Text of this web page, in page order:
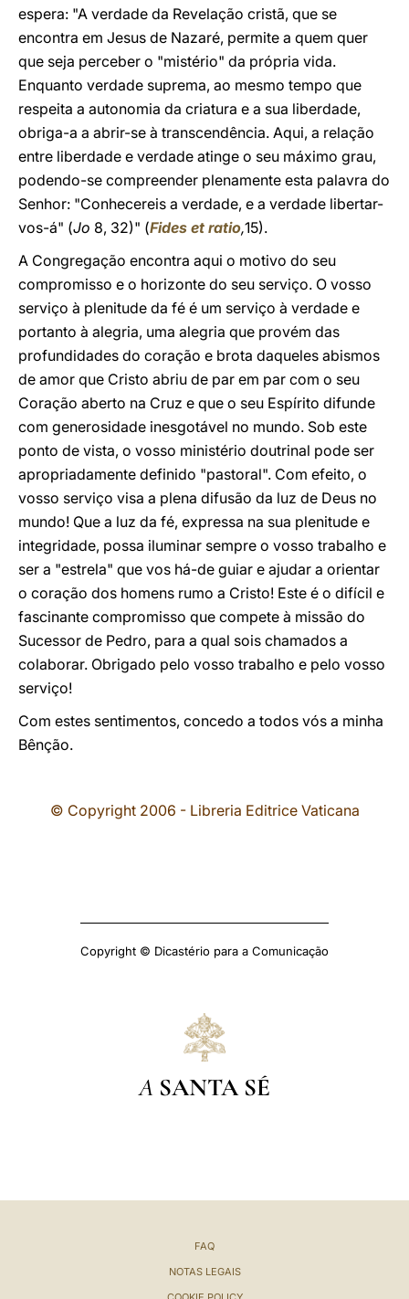
espera: "A verdade da Revelação cristã, que se
encontra em Jesus de Nazaré, permite a quem quer
que seja perceber o "mistério" da própria vida.
Enquanto verdade suprema, ao mesmo tempo que
respeita a autonomia da criatura e a sua liberdade,
obriga-a a abrir-se à transcendência. Aqui, a relação
entre liberdade e verdade atinge o seu máximo grau,
podendo-se compreender plenamente esta palavra do
Senhor: "Conhecereis a verdade, e a verdade libertar-
vos-á" (Jo 8, 32)" (Fides et ratio,15).
A Congregação encontra aqui o motivo do seu
compromisso e o horizonte do seu serviço. O vosso
serviço à plenitude da fé é um serviço à verdade e
portanto à alegria, uma alegria que provém das
profundidades do coração e brota daqueles abismos
de amor que Cristo abriu de par em par com o seu
Coração aberto na Cruz e que o seu Espírito difunde
com generosidade inesgotável no mundo. Sob este
ponto de vista, o vosso ministério doutrinal pode ser
apropriadamente definido "pastoral". Com efeito, o
vosso serviço visa a plena difusão da luz de Deus no
mundo! Que a luz da fé, expressa na sua plenitude e
integridade, possa iluminar sempre o vosso trabalho e
ser a "estrela" que vos há-de guiar e ajudar a orientar
o coração dos homens rumo a Cristo! Este é o difícil e
fascinante compromisso que compete à missão do
Sucessor de Pedro, para a qual sois chamados a
colaborar. Obrigado pelo vosso trabalho e pelo vosso
serviço!
Com estes sentimentos, concedo a todos vós a minha
Bênção.
© Copyright 2006 - Libreria Editrice Vaticana
Copyright © Dicastério para a Comunicação
A SANTA SÉ
FAQ
NOTAS LEGAIS